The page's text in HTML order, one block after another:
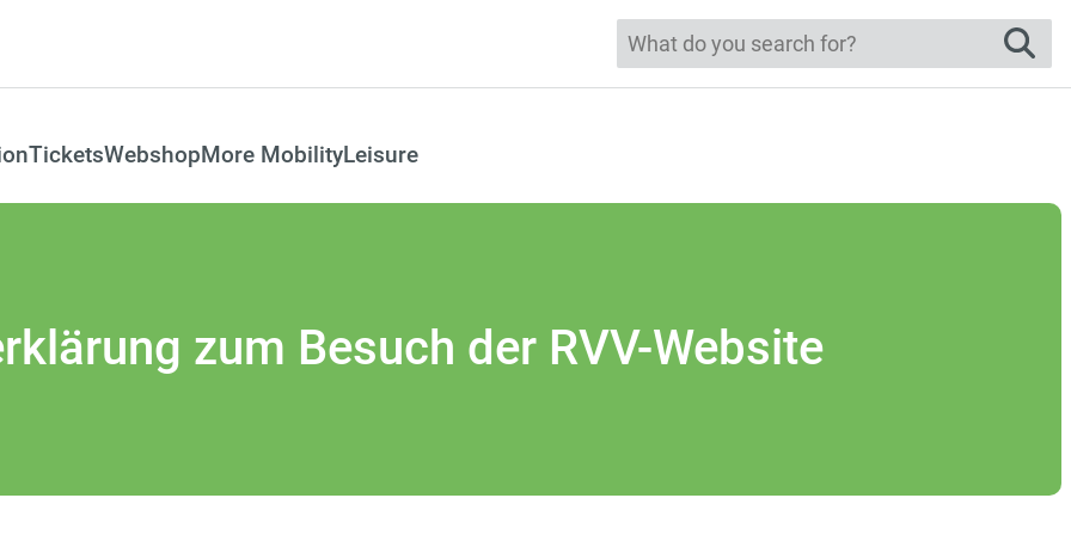
TicketsWebshopMore MobilityLeisure
zum Besuch der RVV-Website